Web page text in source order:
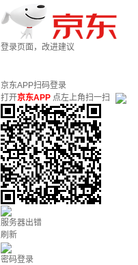
登录页面，改进建议
京东APP扫码登录
打开京东APP 点左上角扫一扫
服务器出错
刷新
密码登录